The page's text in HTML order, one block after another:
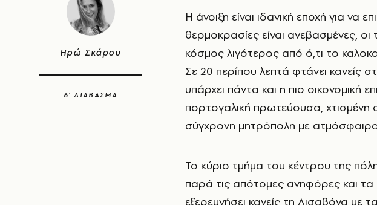
Ηρώ Σκάρου
6’ ΔΙΑΒΑΣΜΑ
Η άνοιξη είναι ιδανική εποχή για να
θερμοκρασίες είναι ανεβασμένες,
κόσμος λιγότερος από ό,τι το
Σε 20 περίπου λεπτά φτάνει κανείς
υπάρχει πάντα και η πιο οικονομική
πορτογαλική πρωτεύουσα, χτισμένη
σύγχρονη μητρόπολη με
Το κύριο τμήμα του κέντρου της
παρά τις απότομες ανηφόρες και τα
εξερευνήσει κανείς τη Λισαβόνα με